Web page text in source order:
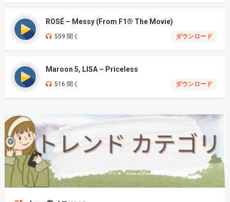
ROSÉ – Messy (From F1® The Movie)
559 聞く ダウンロード
Maroon 5, LISA – Priceless
516 聞く ダウンロード